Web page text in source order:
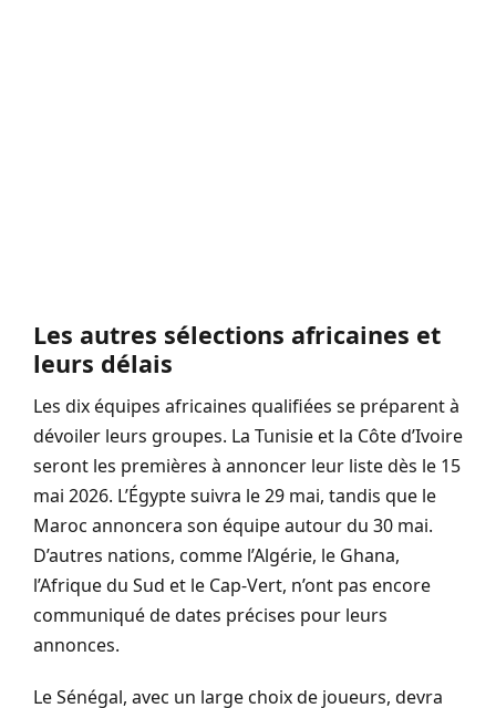
Les autres sélections africaines et
leurs délais
Les dix équipes africaines qualifiées se préparent à
dévoiler leurs groupes. La Tunisie et la Côte d’Ivoire
seront les premières à annoncer leur liste dès le 15
mai 2026. L’Égypte suivra le 29 mai, tandis que le
Maroc annoncera son équipe autour du 30 mai.
D’autres nations, comme l’Algérie, le Ghana,
l’Afrique du Sud et le Cap-Vert, n’ont pas encore
communiqué de dates précises pour leurs
annonces.
Le Sénégal, avec un large choix de joueurs, devra